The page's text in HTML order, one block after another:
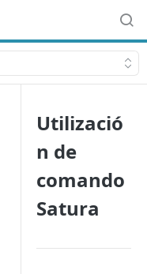
Utilizació
n de
comando
Satura